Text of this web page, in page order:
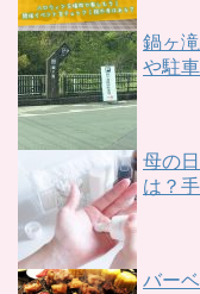
鍋ヶ
や駐
母の
は？
バー